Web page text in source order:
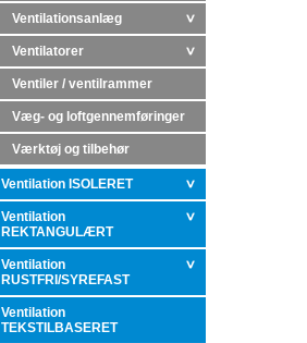
Ventilationsanlæg
Ventilatorer
Ventiler / ventilrammer
Væg- og loftgennemføringer
Værktøj og tilbehør
Ventilation ISOLERET
Ventilation
REKTANGULÆRT
Ventilation
RUSTFRI/SYREFAST
Ventilation
TEKSTILBASERET